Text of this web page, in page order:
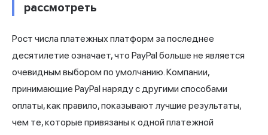
рассмотреть
Рост числа платежных платформ за последнее
десятилетие означает, что PayPal больше не является
очевидным выбором по умолчанию. Компании,
принимающие PayPal наряду с другими способами
оплаты, как правило, показывают лучшие результаты,
чем те, которые привязаны к одной платежной